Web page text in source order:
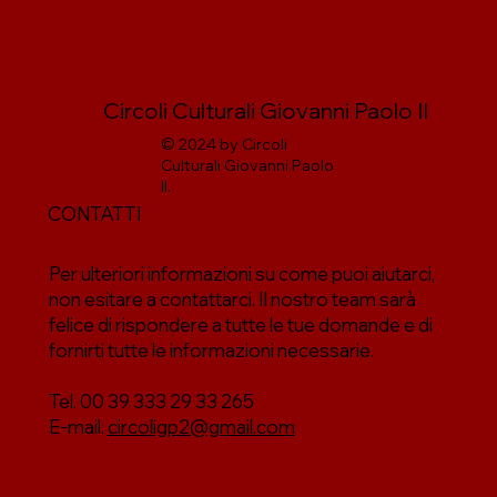
Circoli Culturali Giovanni Paolo II
© 2024 by Circoli
Culturali Giovanni Paolo
II.
Per ulteriori informazioni su come puoi aiutarci,
non esitare a contattarci. Il nostro team sarà
felice di rispondere a tutte le tue domande e di
fornirti tutte le informazioni necessarie.
Tel. 00 39 333 29 33 265
E-mail.circoligp2@gmail.com
CONTATTI